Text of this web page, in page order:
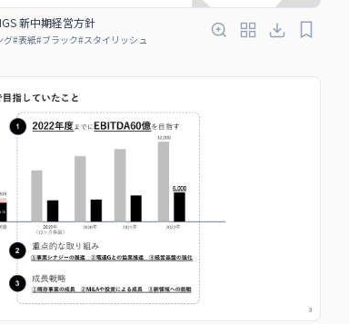
新中期経営方針
グ#表紙#ブラック#スタイリッシュ